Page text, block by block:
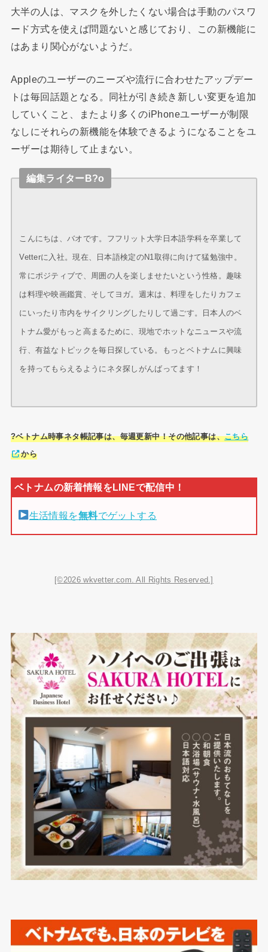
大半の人は、マスクを外したくない場合は手動のパスワ
ード方式を使えば問題ないと感じており、この新機能に
はあまり関心がないようだ。
Appleのユーザーのニーズや流行に合わせたアップデー
トは毎回話題となる。同社が引き続き新しい変更を追加
していくこと、またより多くのiPhoneユーザーが制限
なしにそれらの新機能を体験できるようになることをユ
ーザーは期待して止まない。
編集ライターB?o
こんにちは、バオです。フフリット大学日本語学科を卒業して
Vetterに入社。現在、日本語検定のN1取得に向けて猛勉強中。
常にポジティブで、周囲の人を楽しませたいという性格。趣味
は料理や映画鑑賞、そしてヨガ。週末は、料理をしたりカフェ
にいったり市内をサイクリングしたりして過ごす。日本人のベ
トナム愛がもっと高まるために、現地でホットなニュースや流
行、有益なトピックを毎日探している。もっとベトナムに興味
を持ってもらえるようにネタ探しがんばってます！
?ベトナム時事ネタ帳記事は、毎週更新中！その他記事は、こちら
から
生活情報を無料でゲットする
[©2026 wkvetter.com. All Rights Reserved.]